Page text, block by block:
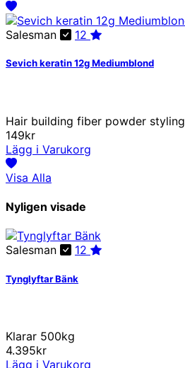
Salesman 12
Sevich keratin 12g Mediumblond
Hair building fiber powder styling
149kr
Lägg i Varukorg
Visa Alla
Nyligen visade
Salesman 12
Tynglyftar Bänk
Klarar 500kg
4.395kr
Lägg i Varukorg